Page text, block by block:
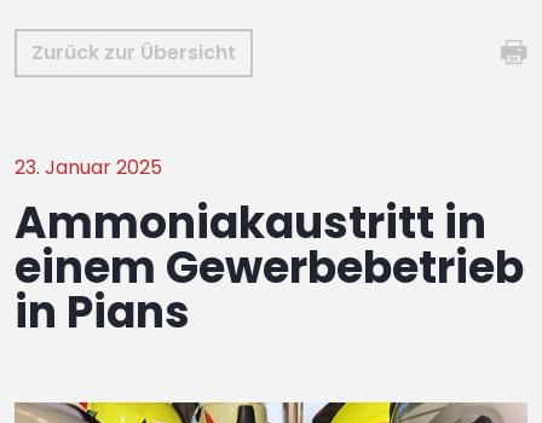
Zurück zur Übersicht
23. Januar 2025
Ammoniakaustritt in
einem Gewerbebetrieb
in Pians